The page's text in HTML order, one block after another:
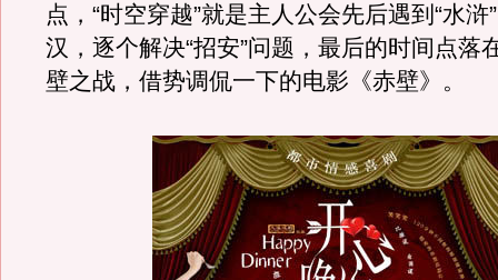
点，“时空穿越”就是主人公会先后遇到“水浒
汉，逐个解决“招安”问题，最后的时间点落
壁之战，借势调侃一下的电影《赤壁》。